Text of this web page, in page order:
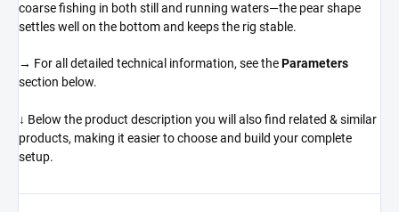
coarse fishing in both still and running waters—the pear shape
settles well on the bottom and keeps the rig stable.
→ For all detailed technical information, see theParameters
section below.
↓ Below the product description you will also find related & similar
products, making it easier to choose and build your complete
setup.